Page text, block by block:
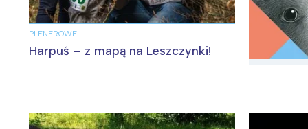
PLENEROWE
Harpuś – z mapą na Leszczynki!